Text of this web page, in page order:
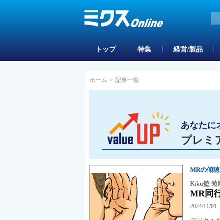
トップ 特集 経営/製品
ホーム > 記事一覧
あなたに
プレミ
MRの傾
Kiku塾 菊
MR同
2024/11/01